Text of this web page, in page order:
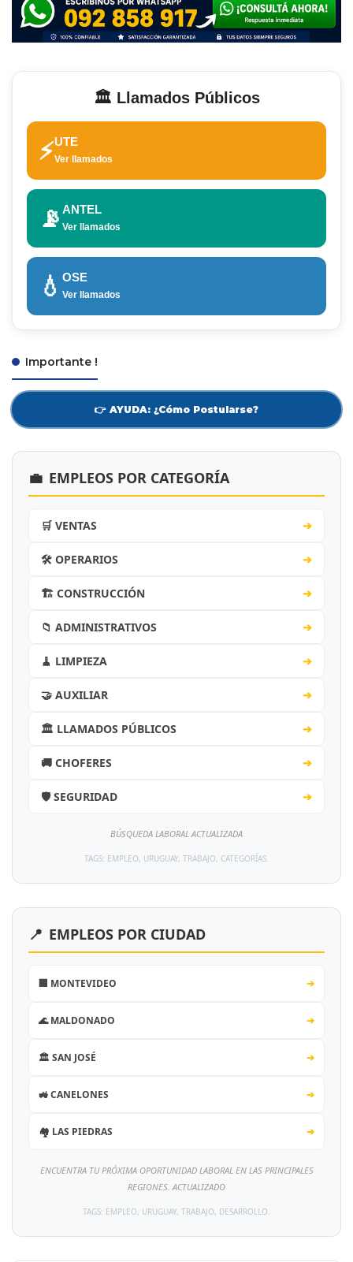
🏛️ Llamados Públicos
⚡UTE
Ver llamados
📡 ANTEL
Ver llamados
💧 OSE
Ver llamados
Importante !
👉 AYUDA: ¿Cómo Postularse?
💼 EMPLEOS POR CATEGORÍA
🛒 VENTAS ➔
🛠️ OPERARIOS ➔
🏗️ CONSTRUCCIÓN ➔
📁 ADMINISTRATIVOS ➔
🧹 LIMPIEZA ➔
🤝 AUXILIAR ➔
🏛️ LLAMADOS PÚBLICOS ➔
🚚 CHOFERES ➔
🛡️ SEGURIDAD ➔
BÚSQUEDA LABORAL ACTUALIZADA
TAGS: EMPLEO, URUGUAY, TRABAJO, CATEGORÍAS.
📍 EMPLEOS POR CIUDAD
🏢 MONTEVIDEO ➔
🌊 MALDONADO ➔
🏛️ SAN JOSÉ ➔
🚜 CANELONES ➔
🏘️ LAS PIEDRAS ➔
ENCUENTRA TU PRÓXIMA OPORTUNIDAD LABORAL EN LAS PRINCIPALES
REGIONES. ACTUALIZADO
TAGS: EMPLEO, URUGUAY, TRABAJO, DESARROLLO.